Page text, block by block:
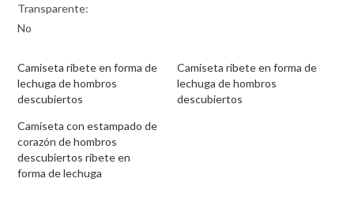
Transparente:
No
Camiseta ribete en forma de
lechuga de hombros
descubiertos
Camiseta ribete en forma de
lechuga de hombros
descubiertos
Camiseta con estampado de
corazón de hombros
descubiertos ribete en
forma de lechuga